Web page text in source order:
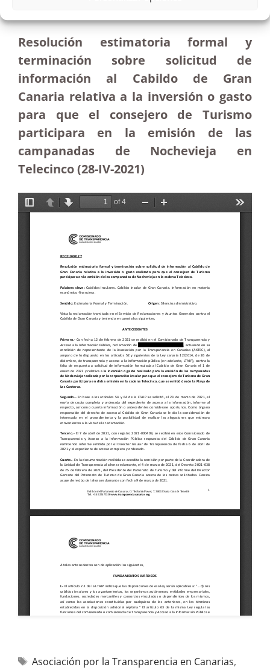
Resolución estimatoria formal y
terminación sobre solicitud de
información al Cabildo de Gran
Canaria relativa a la inversión o gasto
para que el consejero de Turismo
participara en la emisión de las
campanadas de Nochevieja en
Telecinco (28-IV-2021)
Asociación por la Transparencia en Canarias,